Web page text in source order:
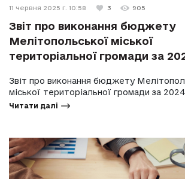
11 червня 2025 г. 10:58 3 905
Звіт про виконання бюджету
Мелітопольської міської
територіальної громади за
Звіт про виконання бюджету
міської територіальної громади за
Читати далі